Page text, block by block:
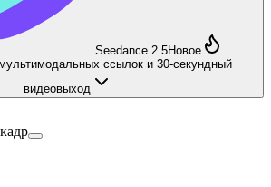
Seedance 2.5Новое
ссылок и 30-секундный
видеовыход